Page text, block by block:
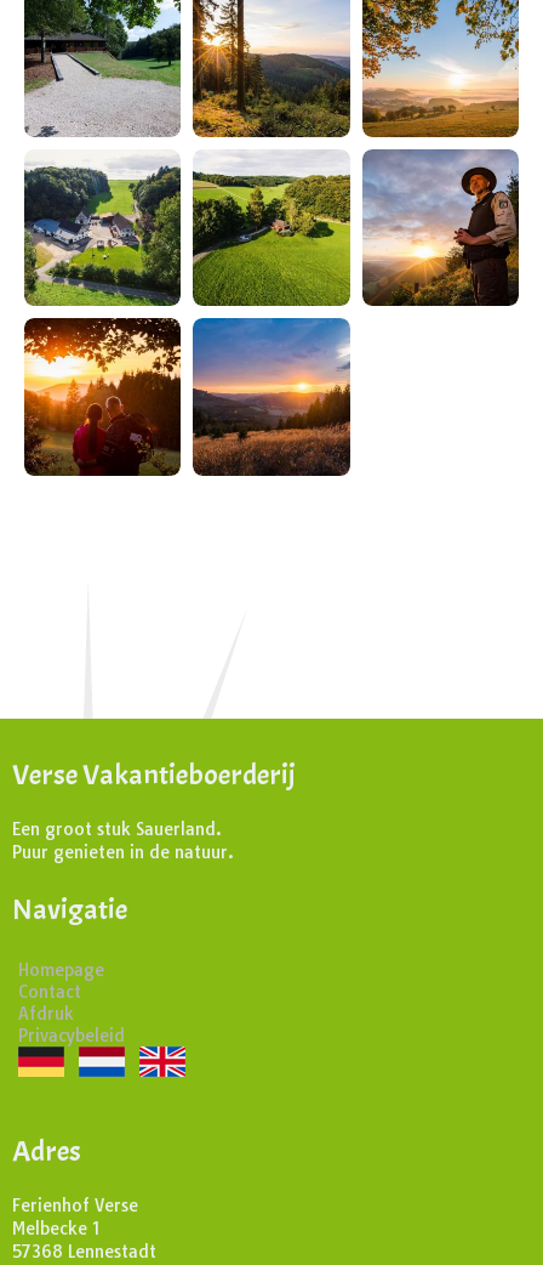
Verse Vakantieboerderij
Een groot stuk Sauerland.
Puur genieten in de natuur.
Navigatie
Homepage
Contact
Afdruk
Privacybeleid
Adres
Ferienhof Verse
Melbecke 1
57368 Lennestadt